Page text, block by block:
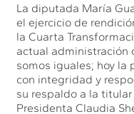
La diputada María
el ejercicio de
la Cuarta
actual administración
somos iguales; hoy la
con integridad y
su respaldo a la
Presidenta Claudia